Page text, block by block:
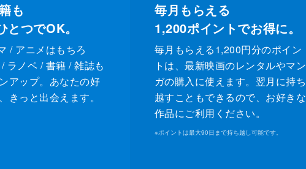
も
とつでOK。
/ アニメはもちろ
ラノベ / 書籍 / 雑誌も
アップ。あなたの好
きっと出会えます。
毎月もらえる
1,200ポイントでお得に。
毎月もらえる1,200円分のポイン
トは、最新映画のレンタルやマン
ガの購入に使えます。翌月に持ち
越すこともできるので、お好きな
作品にご利用ください。
※ポイントは最大90日まで持ち越し可能です。